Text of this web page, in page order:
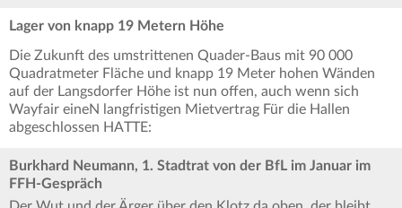
Lager von knapp 19 Metern Höhe
Die Zukunft des umstrittenen Quader-Baus mit 90 000
Quadratmeter Fläche und knapp 19 Meter hohen Wänden
auf der Langsdorfer Höhe ist nun offen, auch wenn sich
Wayfair eineN langfristigen Mietvertrag Für die Hallen
abgeschlossen HATTE:
Burkhard Neumann, 1. Stadtrat von der BfL im Januar im
FFH-Gespräch